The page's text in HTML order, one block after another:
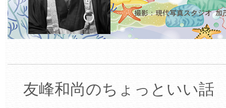
友峰和尚のちょっといい話